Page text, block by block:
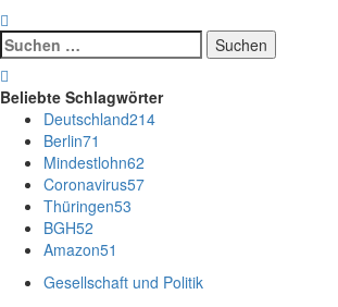
Suchen
nach:
Beliebte Schlagwörter
Deutschland214
Berlin71
Mindestlohn62
Coronavirus57
Thüringen53
BGH52
Amazon51
Gesellschaft und Politik